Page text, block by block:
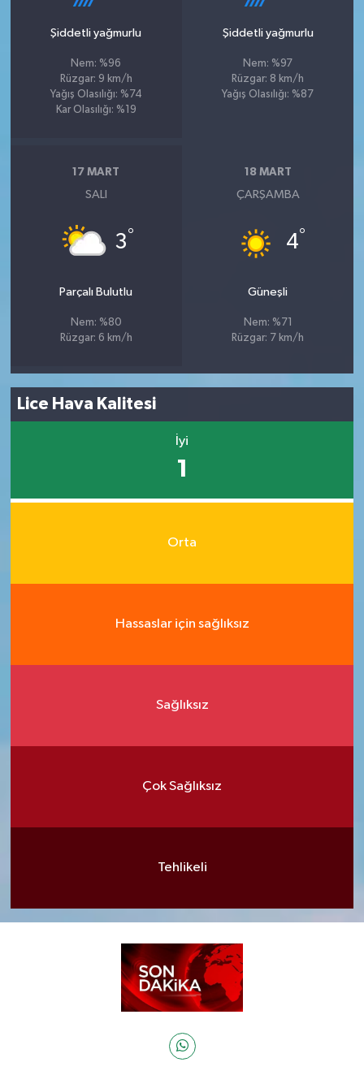
Şiddetli yağmurlu
Nem: %96
Rüzgar: 9 km/h
Yağış Olasılığı: %74
Kar Olasılığı: %19
Şiddetli yağmurlu
Nem: %97
Rüzgar: 8 km/h
Yağış Olasılığı: %87
17 MART
SALI
3°
Parçalı Bulutlu
Nem: %80
Rüzgar: 6 km/h
18 MART
ÇARŞAMBA
4°
Güneşli
Nem: %71
Rüzgar: 7 km/h
Lice Hava Kalitesi
İyi
1
Orta
Hassaslar için sağlıksız
Sağlıksız
Çok Sağlıksız
Tehlikeli